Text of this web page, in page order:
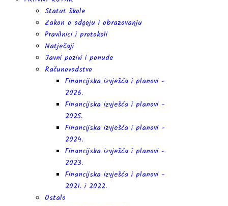
Statut škole
Zakon o odgoju i obrazovanju
Pravilnici i protokoli
Natječaji
Javni pozivi i ponude
Računovodstvo
Financijska izvješća i planovi -
2026.
Financijska izvješća i planovi -
2025.
Financijska izvješća i planovi -
2024.
Financijska izvješća i planovi -
2023.
Financijska izvješća i planovi -
2021. i 2022.
Ostalo